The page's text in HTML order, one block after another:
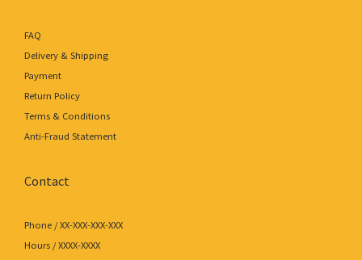
FAQ
Delivery & Shipping
Payment
Return Policy
Terms & Conditions
Anti-Fraud Statement
Contact
Phone / XX-XXX-XXX-XXX
Hours / XXXX-XXXX